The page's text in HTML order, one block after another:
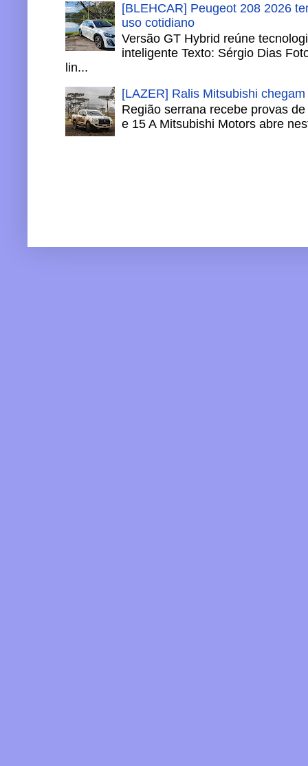
[BLEHCAR] Peugeot 208 2026
uso cotidiano
Versão GT Hybrid reúne
inteligente Texto: Sérgio Dias
lin...
[LAZER] Ralis Mitsubishi
Região serrana recebe provas
e 15 A Mitsubishi Motors abre